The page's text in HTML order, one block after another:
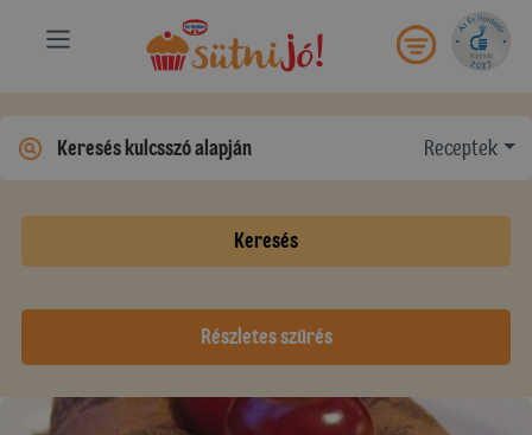
Receptek
Keresés
Részletes szűrés